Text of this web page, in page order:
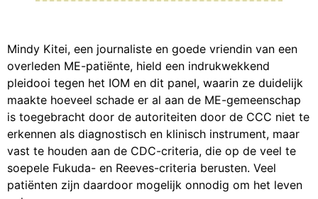
Mindy Kitei, een journaliste en goede vriendin van een
overleden ME-patiënte, hield een indrukwekkend
pleidooi tegen het IOM en dit panel, waarin ze duidelijk
maakte hoeveel schade er al aan de ME-gemeenschap
is toegebracht door de autoriteiten door de CCC niet te
erkennen als diagnostisch en klinisch instrument, maar
vast te houden aan de CDC-criteria, die op de veel te
soepele Fukuda- en Reeves-criteria berusten. Veel
patiënten zijn daardoor mogelijk onnodig om het leven